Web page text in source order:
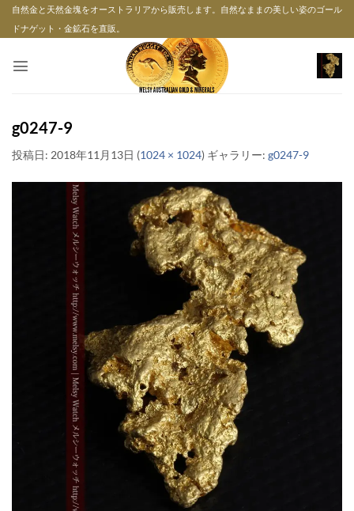
Skip自然金と天然金塊をオーストラリアから販売します。自然なままの美しい姿のゴール
ドナゲット・金鉱石を直販。
g0247-9
投稿日: 2018年11月13日 (1024 × 1024) ギャラリー: g0247-9